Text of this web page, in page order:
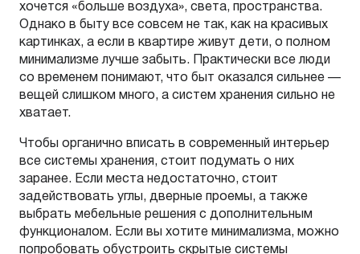
хочется «больше воздуха», света, пространства.
Однако в быту все совсем не так, как на красивых
картинках, а если в квартире живут дети, о полном
минимализме лучше забыть. Практически все люди
со временем понимают, что быт оказался сильнее —
вещей слишком много, а систем хранения сильно не
хватает.
Чтобы органично вписать в современный интерьер
все системы хранения, стоит подумать о них
заранее. Если места недостаточно, стоит
задействовать углы, дверные проемы, а также
выбрать мебельные решения с дополнительным
функционалом. Если вы хотите минимализма, можно
попробовать обустроить скрытые системы